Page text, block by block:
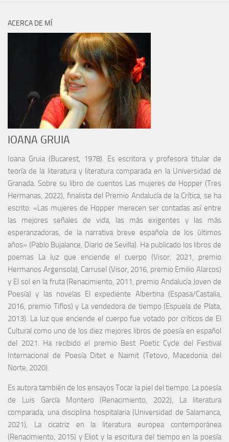
ACERCA DE MÍ
IOANA GRUIA
Ioana Gruia (Bucarest, 1978). Es escritora y profesora titular de
teoría de la literatura y literatura comparada en la Universidad de
Granada. Sobre su libro de cuentos Las mujeres de Hopper (Tres
Hermanas, 2022), finalista del Premio Andalucía de la Crítica, se ha
escrito: «Las mujeres de Hopper merecen ser contadas así entre
las mejores señales de vida, las más exigentes y las más
esperanzadoras, de la narrativa breve española de los últimos
años» (Pablo Bujalance, Diario de Sevilla). Ha publicado los libros de
poemas La luz que enciende el cuerpo (Visor, 2021, premio
Hermanos Argensola), Carrusel (Visor, 2016, premio Emilio Alarcos)
y El sol en la fruta (Renacimiento, 2011, premio Andalucía Joven de
Poesía) y las novelas El expediente Albertina (Espasa/Castalia,
2016, premio Tiflos) y La vendedora de tiempo (Espuela de Plata,
2013). La luz que enciende el cuerpo fue votado por críticos de El
Cultural como uno de los diez mejores libros de poesía en español
del 2021. Ha recibido el premio Best Poetic Cycle del Festival
Internacional de Poesía Ditet e Naimit (Tetovo, Macedonia del
Norte, 2020).
Es autora también de los ensayos Tocar la piel del tiempo. La poesía
de Luis García Montero (Renacimiento, 2022), La literatura
comparada, una disciplina hospitalaria (Universidad de Salamanca,
2021), La cicatriz en la literatura europea contemporánea
(Renacimiento, 2015) y Eliot y la escritura del tiempo en la poesía